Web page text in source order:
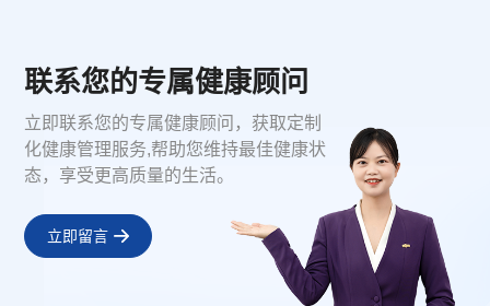
联系您的专属健康顾问
立即联系您的专属健康顾问，获取定制
化健康管理服务,帮助您维持最佳健康状
态，享受更高质量的生活。
立即留言